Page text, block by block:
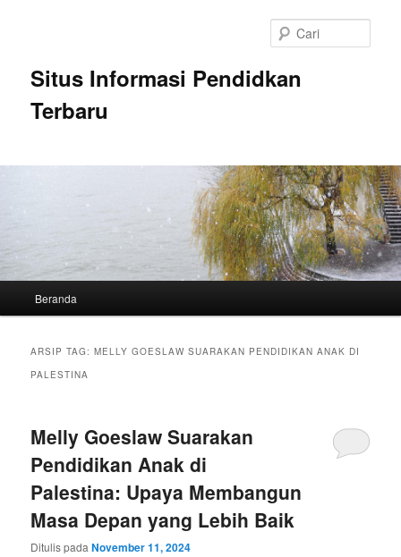
Situs Informasi Pendidkan
Terbaru
Beranda
ARSIP TAG:MELLY GOESLAW SUARAKAN PENDIDIKAN ANAK DI
PALESTINA
Melly Goeslaw Suarakan
Pendidikan Anak di
Palestina: Upaya Membangun
Masa Depan yang Lebih Baik
Ditulis padaNovember 11, 2024